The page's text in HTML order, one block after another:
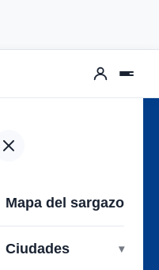
Mapa del sargazo
Ciudades
en
en las playas de